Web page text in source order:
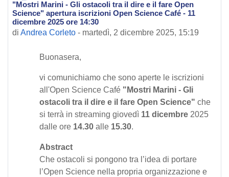
"Mostri Marini - Gli ostacoli tra il dire e il fare Open
Science" apertura iscrizioni Open Science Café - 11
dicembre 2025 ore 14:30
di Andrea Corleto - martedì, 2 dicembre 2025, 15:19
Numero di risposte: 0
Buonasera,
vi comunichiamo che sono aperte le iscrizioni
all'Open Science Café "Mostri Marini - Gli
ostacoli tra il dire e il fare Open Science" che
si terrà in streaming giovedì 11 dicembre 2025
dalle ore 14.30 alle 15.30.
Abstract
Che ostacoli si pongono tra l’idea di portare
l’Open Science nella propria organizzazione e